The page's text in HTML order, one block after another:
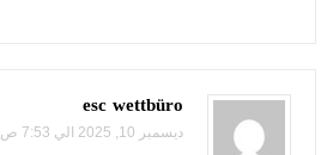
esc wettbüro
ديسمبر 10, 2025 الي 7:53 ص